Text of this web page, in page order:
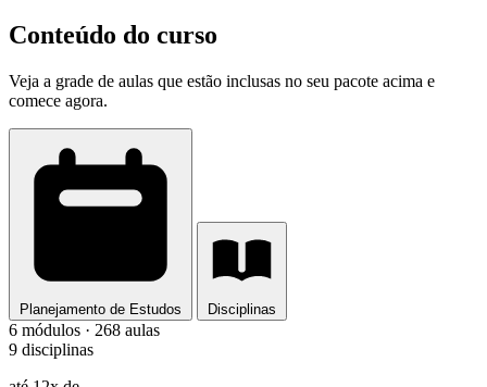
Conteúdo do curso
Veja a grade de aulas que estão inclusas no seu pacote acima e
comece agora.
Planejamento de Estudos Disciplinas
6 módulos · 268 aulas
9 disciplinas